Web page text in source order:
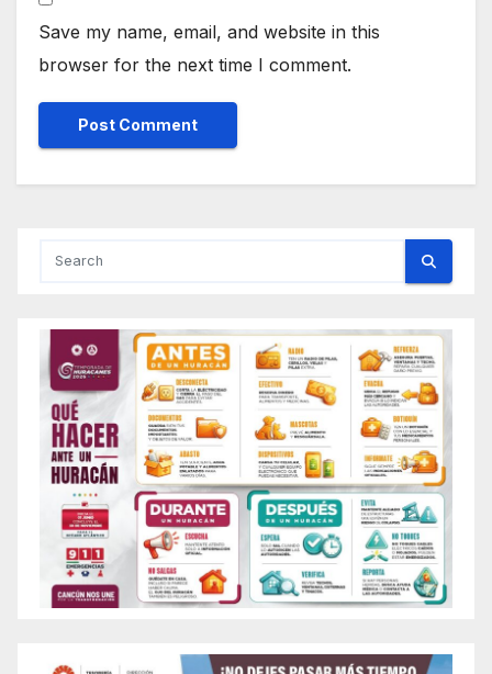
Save my name, email, and website in this
browser for the next time I comment.